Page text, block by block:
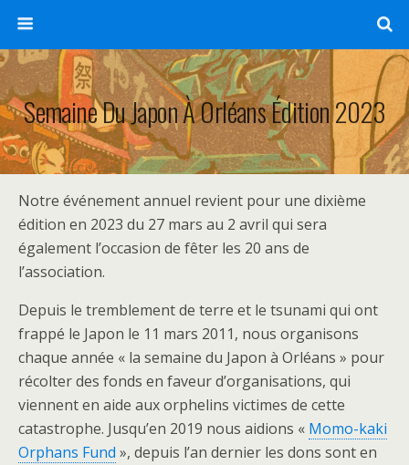
Semaine Du Japon À Orléans Édition 2023
Notre événement annuel revient pour une dixième
édition en 2023 du 27 mars au 2 avril qui sera
également l’occasion de fêter les 20 ans de
l’association.
Depuis le tremblement de terre et le tsunami qui ont
frappé le Japon le 11 mars 2011, nous organisons
chaque année « la semaine du Japon à Orléans » pour
récolter des fonds en faveur d’organisations, qui
viennent en aide aux orphelins victimes de cette
catastrophe. Jusqu’en 2019 nous aidions « Momo-kaki
Orphans Fund », depuis l’an dernier les dons sont en